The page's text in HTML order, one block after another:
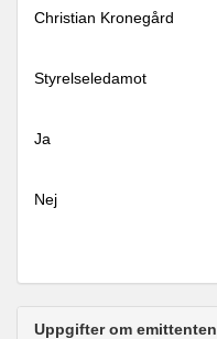
Christian Kronegård
Styrelseledamot
Ja
Nej
Uppgifter om